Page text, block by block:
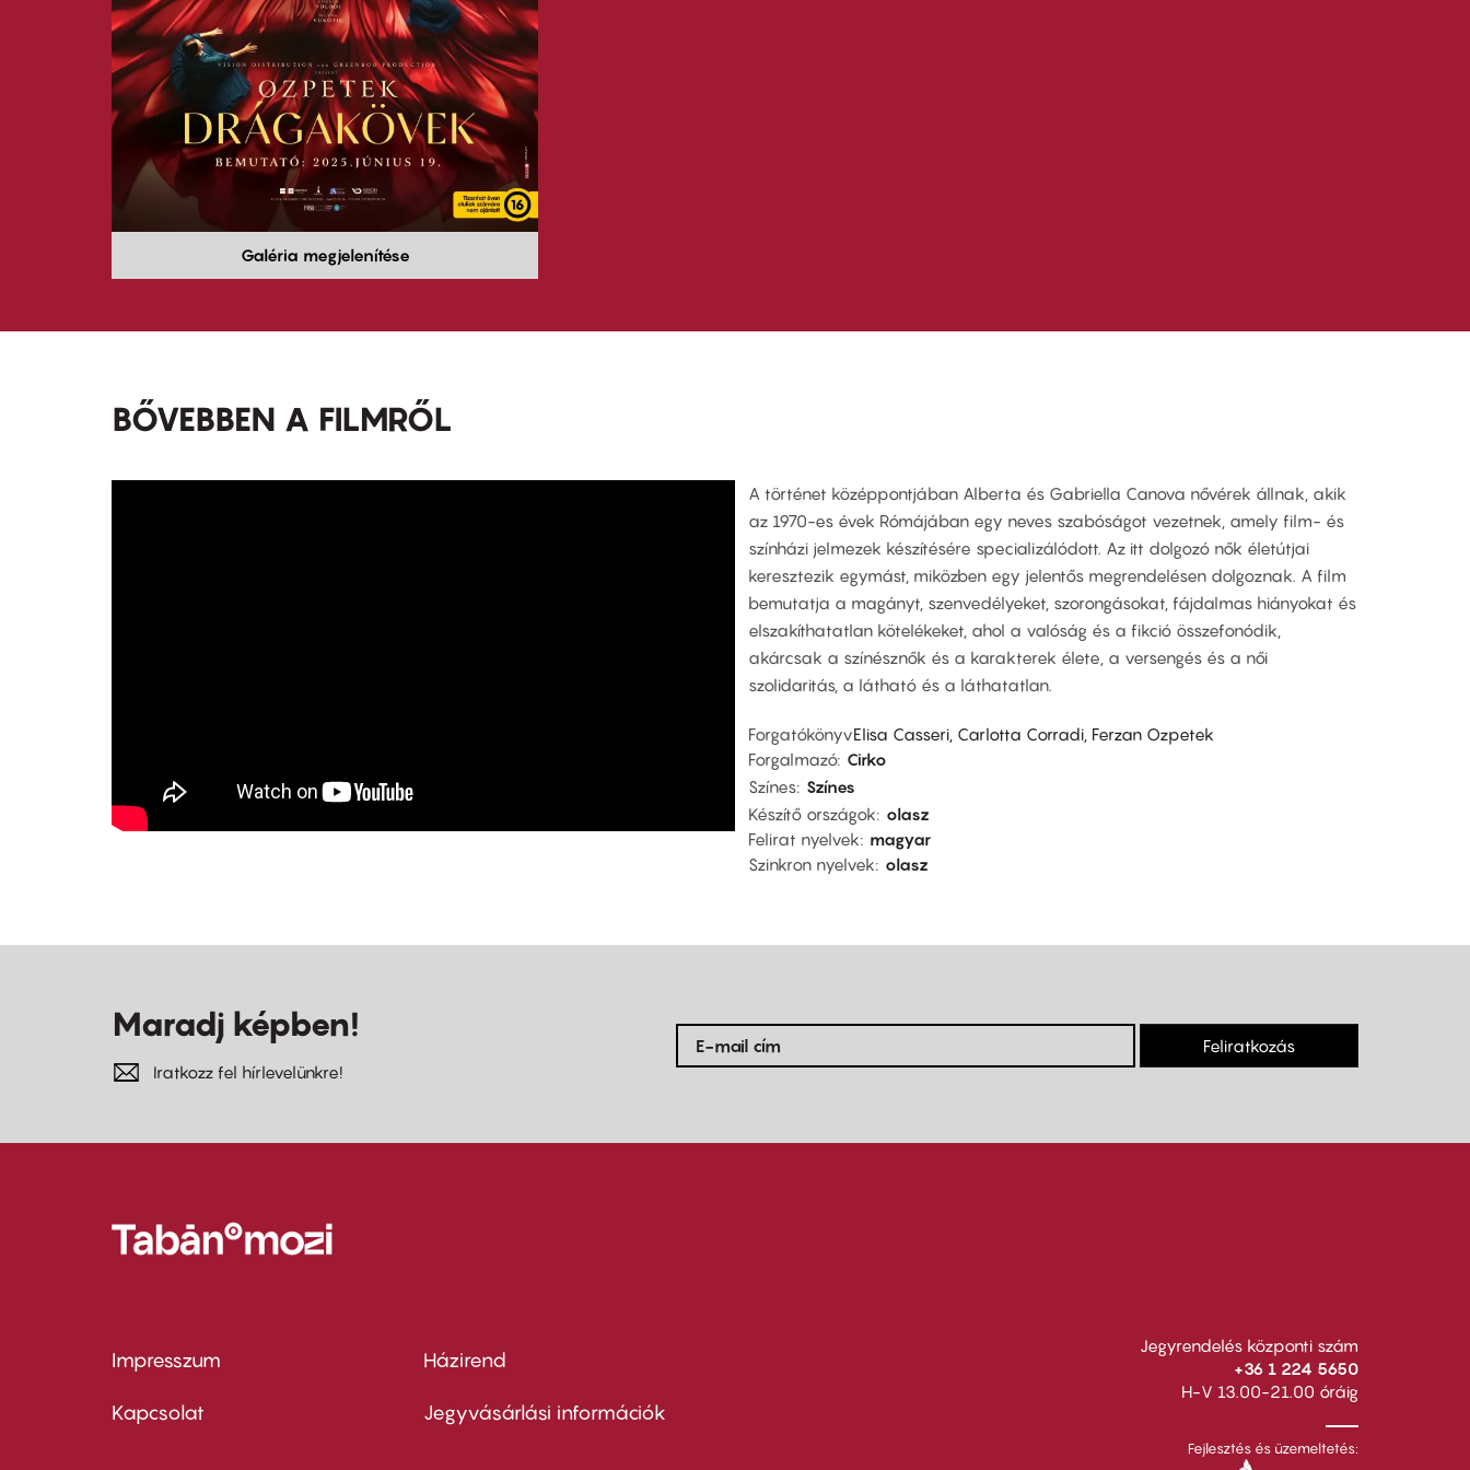
Galéria megjelenítése
BŐVEBBEN A FILMRŐL
A történet középpontjában Alberta és Gabriella Canova nővérek állnak, akik
az 1970-es évek Rómájában egy neves szabóságot vezetnek, amely film- és
színházi jelmezek készítésére specializálódott. Az itt dolgozó nők életútjai
keresztezik egymást, miközben egy jelentős megrendelésen dolgoznak. A film
bemutatja a magányt, szenvedélyeket, szorongásokat, fájdalmas hiányokat és
elszakíthatatlan kötelékeket, ahol a valóság és a fikció összefonódik,
akárcsak a színésznők és a karakterek élete, a versengés és a női
szolidaritás, a látható és a láthatatlan.
ForgatókönyvElisa Casseri, Carlotta Corradi, Ferzan Ozpetek
Forgalmazó Cirko
Színes Színes
Készítő országok
olasz
Felirat nyelvek
magyar
Szinkron nyelvek
olasz
Maradj képben!
Iratkozz fel hírlevelünkre!
Feliratkozás
Footer
menu
Impresszum
Kapcsolat
Footer
menu
Házirend
Jegyvásárlási információk
Jegyrendelés központi szám
+36 1 224 5650
H-V 13.00-21.00 óráig
Fejlesztés és üzemeltetés: